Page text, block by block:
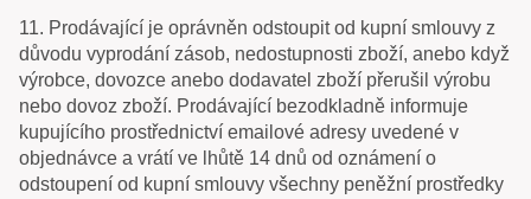
11. Prodávající je oprávněn odstoupit od kupní smlouvy z
důvodu vyprodání zásob, nedostupnosti zboží, anebo když
výrobce, dovozce anebo dodavatel zboží přerušil výrobu
nebo dovoz zboží. Prodávající bezodkladně informuje
kupujícího prostřednictví emailové adresy uvedené v
objednávce a vrátí ve lhůtě 14 dnů od oznámení o
odstoupení od kupní smlouvy všechny peněžní prostředky